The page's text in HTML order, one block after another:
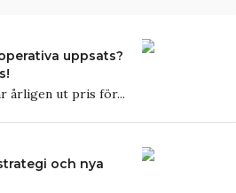
uppsats?
årligen ut pris för...
och nya